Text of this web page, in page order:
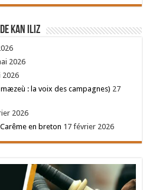
Kan Iliz
2026
2026
: la voix des campagnes) 27
2026
en breton 17 février 2026